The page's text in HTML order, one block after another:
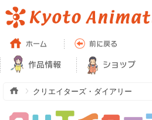
クリエイターズ・ダイアリー